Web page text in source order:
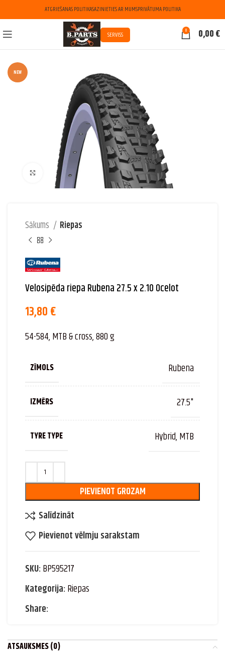
ATGRIEŠANAS POLITIKASAZINIETIES AR MUMSPRIVĀTUMA POLITIKA
SERVISS 0 0,00€
NEW
Palielināt attēlu
Sākums Riepas
Velosipēda riepa Rubena 27.5 x 2.10 Ocelot
13,80€
54-584, MTB & cross, 880 g
ZĪMOLS Rubena
IZMĒRS 27.5"
TYRE TYPE Hybrid, MTB
PIEVIENOT GROZAM
Salīdzināt
Pievienot vēlmju sarakstam
SKU:BP595217
Kategorija:Riepas
Share:
ATSAUKSMES (0)